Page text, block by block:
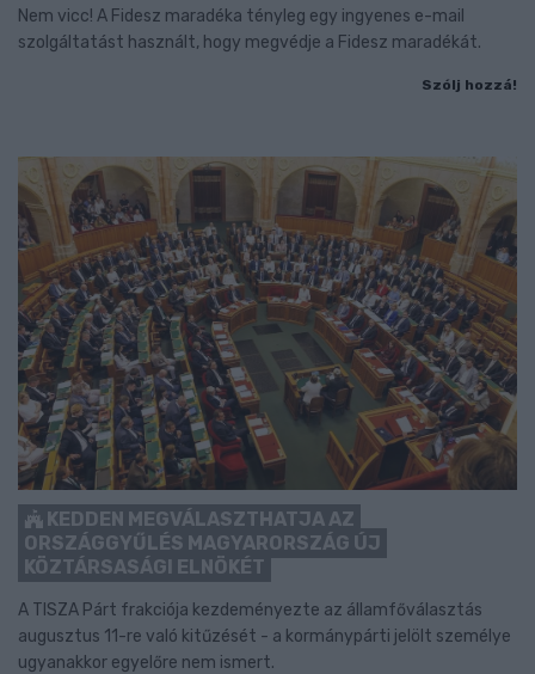
Nem vicc! A Fidesz maradéka tényleg egy ingyenes e-mail
szolgáltatást használt, hogy megvédje a Fidesz maradékát.
Szólj hozzá!
KEDDEN MEGVÁLASZTHATJA AZ
ORSZÁGGYŰLÉS MAGYARORSZÁG ÚJ
KÖZTÁRSASÁGI ELNÖKÉT
A TISZA Párt frakciója kezdeményezte az államfőválasztás
augusztus 11-re való kitűzését - a kormánypárti jelölt személye
ugyanakkor egyelőre nem ismert.